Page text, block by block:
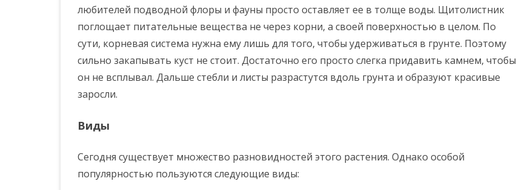
любителей подводной флоры и фауны просто оставляет ее в толще воды. Щитолистник
поглощает питательные вещества не через корни, а своей поверхностью в целом. По
сути, корневая система нужна ему лишь для того, чтобы удерживаться в грунте. Поэтому
сильно закапывать куст не стоит. Достаточно его просто слегка придавить камнем, чтобы
он не всплывал. Дальше стебли и листы разрастутся вдоль грунта и образуют красивые
заросли.
Виды
Сегодня существует множество разновидностей этого растения. Однако особой
популярностью пользуются следующие виды: